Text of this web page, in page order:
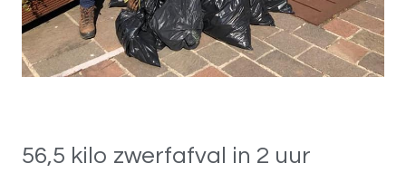
56,5 kilo zwerfafval in 2 uur